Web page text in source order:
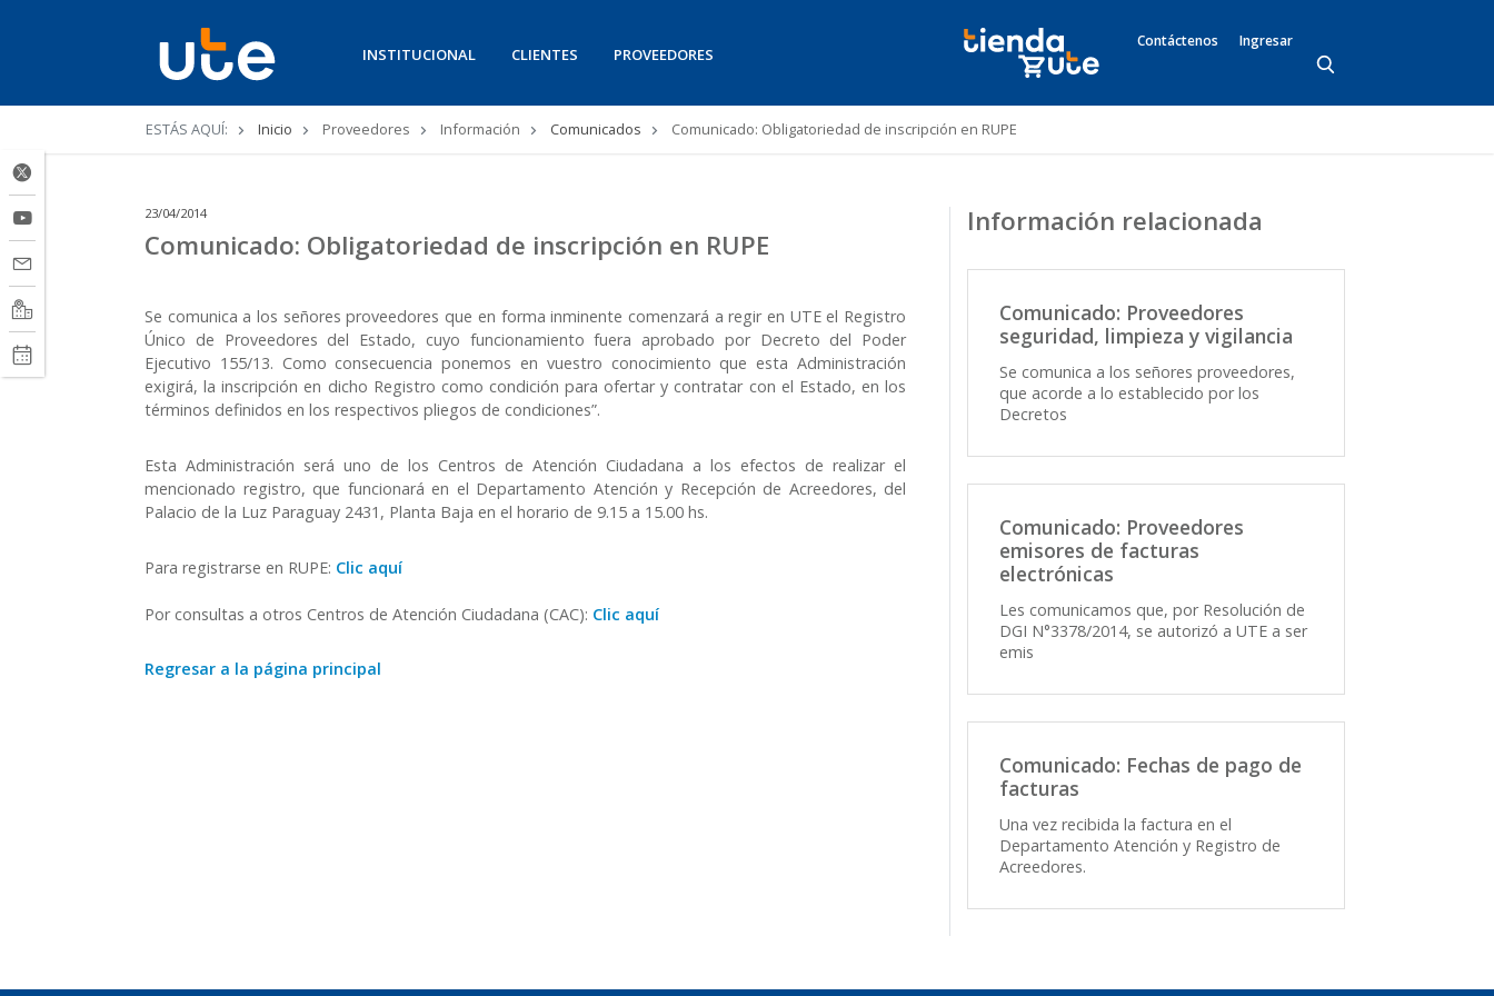
INSTITUCIONAL CLIENTES PROVEEDORES
Contáctenos Ingresar
Ruta
navegación
ESTÁS AQUÍ: Inicio Proveedores Información Comunicados Comunicado: Obligatoriedad de inscripción en RUPE
23/04/2014
Comunicado: Obligatoriedad de inscripción en RUPE
Se comunica a los señores proveedores que en forma inminente comenzará a regir en UTE el Registro
Único de Proveedores del Estado, cuyo funcionamiento fuera aprobado por Decreto del Poder
Ejecutivo 155/13. Como consecuencia ponemos en vuestro conocimiento que esta Administración
exigirá, la inscripción en dicho Registro como condición para ofertar y contratar con el Estado, en los
términos definidos en los respectivos pliegos de condiciones”.
Esta Administración será uno de los Centros de Atención Ciudadana a los efectos de realizar el
mencionado registro, que funcionará en el Departamento Atención y Recepción de Acreedores, del
Palacio de la Luz Paraguay 2431, Planta Baja en el horario de 9.15 a 15.00 hs.
Para registrarse en RUPE: Clic aquí
Por consultas a otros Centros de Atención Ciudadana (CAC): Clic aquí
Regresar a la página principal
Información relacionada
Comunicado: Proveedores
seguridad, limpieza y vigilancia
Se comunica a los señores proveedores,
que acorde a lo establecido por los
Decretos
Comunicado: Proveedores
emisores de facturas
electrónicas
Les comunicamos que, por Resolución de
DGI N°3378/2014, se autorizó a UTE a ser
emis
Comunicado: Fechas de pago de
facturas
Una vez recibida la factura en el
Departamento Atención y Registro de
Acreedores.